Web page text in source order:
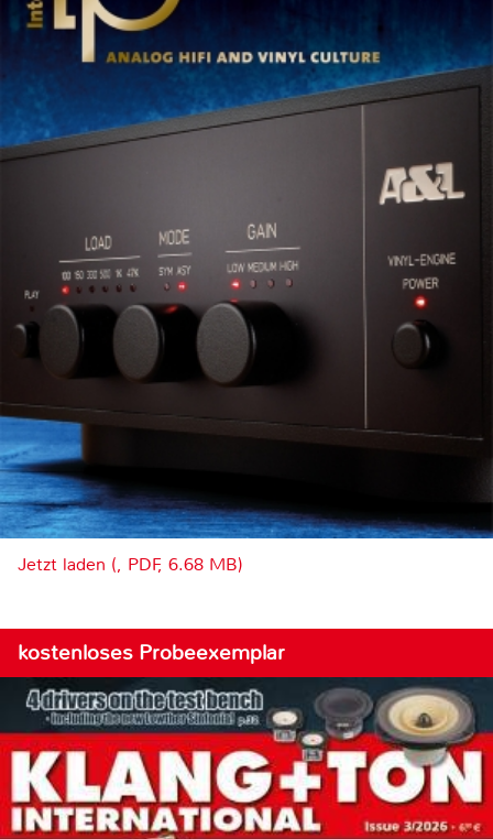
Jetzt laden (, PDF, 6.68 MB)
kostenloses Probeexemplar